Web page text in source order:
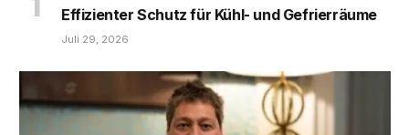
Effizienter Schutz für Kühl- und Gefrierräume
Juli 29, 2026